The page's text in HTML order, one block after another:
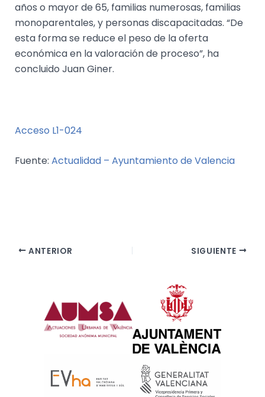
años o mayor de 65, familias numerosas, familias
monoparentales, y personas discapacitadas. “De
esta forma se reduce el peso de la oferta
económica en la valoración de proceso”, ha
concluido Juan Giner.
Acceso L1-024
Fuente: Actualidad – Ayuntamiento de Valencia
ANTERIOR SIGUIENTE